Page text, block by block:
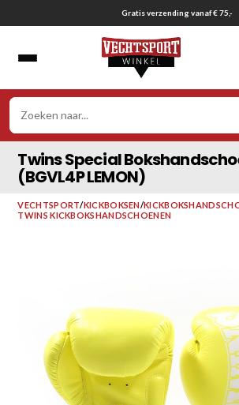
naar
Gratis verzending vanaf € 75,-
Twins Special
(BGVL4P LEMON)
VECHTSPORT/KICKBOKSEN/
TWINS KICKBOKSHANDSCHOENEN